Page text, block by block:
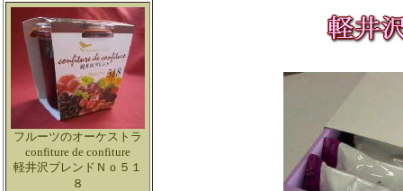
フルーツのオーケストラ
confiture de confiture
軽井沢ブレンドＮｏ５１
８